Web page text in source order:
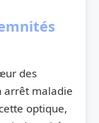
des
arrêt maladie
optique,